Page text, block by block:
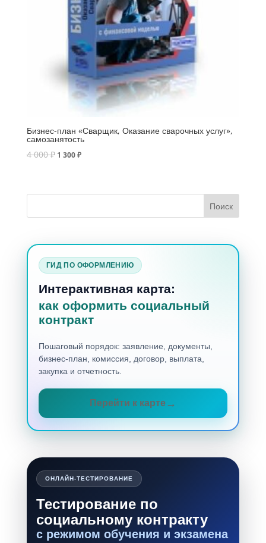
Бизнес-план «Сварщик, Оказание сварочных услуг»,
самозанятость
4 000₽ 1 300₽
ГИД ПО ОФОРМЛЕНИЮ
Интерактивная карта:
как оформить социальный
контракт
Пошаговый порядок: заявление, документы,
бизнес-план, комиссия, договор, выплата,
закупка и отчетность.
Перейти к карте
ОНЛАЙН-ТЕСТИРОВАНИЕ
Тестирование по
социальному контракту
с режимом обучения и экзамена